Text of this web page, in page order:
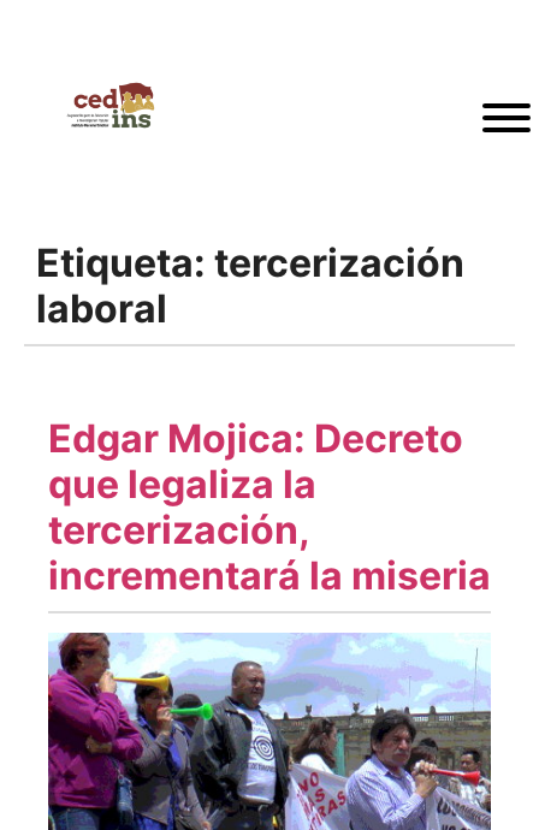
Etiqueta: tercerización
laboral
Edgar Mojica: Decreto
que legaliza la
tercerización,
incrementará la miseria